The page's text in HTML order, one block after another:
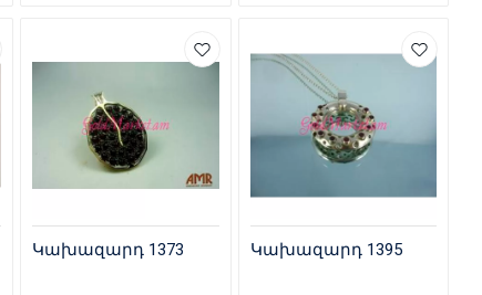
Կախազարդ 1373 Կախազարդ 1395